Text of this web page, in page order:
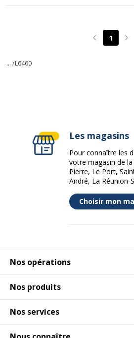
Page1
... /L6460
Nos opérations
Nos produits
Nos services
Les magasins
Pour connaître les
votre magasin de la
Pierre, Le Port,
André, La Réunion-
Choisir mon